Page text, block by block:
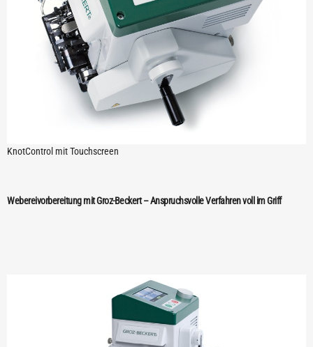
KnotControl mit Touchscreen
Webereivorbereitung mit Groz-Beckert – Anspruchsvolle Verfahren voll im Griff